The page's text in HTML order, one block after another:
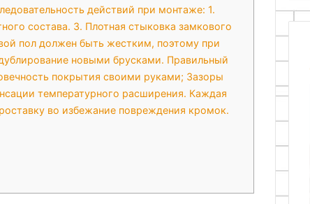
действий при монтаже: 1.
состава. 3. Плотная стыковка замкового
пол должен быть жестким, поэтому при
новыми брусками. Правильный
покрытия своими руками; Зазоры
температурного расширения. Каждая
во избежание повреждения кромок.